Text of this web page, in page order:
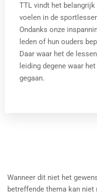
TTL vindt het
voelen in de
Ondanks onze
leden of hun ouders
Daar waar het de
leiding degene waar
gegaan.
Wanneer dit niet het
betreffende thema kan